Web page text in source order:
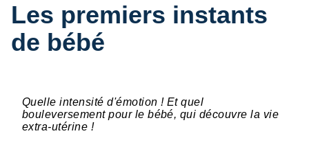
Les premiers instants
de bébé
Quelle intensité d'émotion ! Et quel
bouleversement pour le bébé, qui découvre la vie
extra-utérine !